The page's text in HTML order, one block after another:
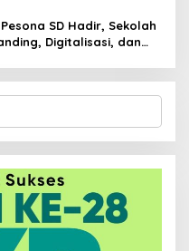
SD Hadir, Sekolah
Digitalisasi, dan